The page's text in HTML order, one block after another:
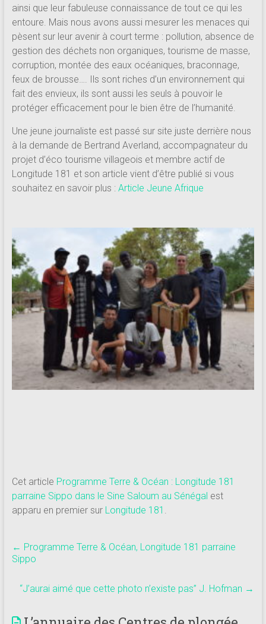
ainsi que leur fabuleuse connaissance de tout ce qui les
entoure. Mais nous avons aussi mesurer les menaces qui
pèsent sur leur avenir à court terme : pollution, absence de
gestion des déchets non organiques, tourisme de masse,
corruption, montée des eaux océaniques, braconnage,
feux de brousse…. Ils sont riches d’un environnement qui
fait des envieux, ils sont aussi les seuls à pouvoir le
protéger efficacement pour le bien être de l’humanité.
Une jeune journaliste est passé sur site juste derrière nous
à la demande de Bertrand Averland, accompagnateur du
projet d’éco tourisme villageois et membre actif de
Longitude 181 et son article vient d’être publié si vous
souhaitez en savoir plus : Article Jeune Afrique
Cet article Programme Terre & Océan : Longitude 181
parraine Sippo dans le Sine Saloum au Sénégal est
apparu en premier sur Longitude 181 .
← Programme Terre & Océan, Longitude 181 parraine
Sippo
“J’aurai aimé que cette photo n’existe pas” J. Hofman →